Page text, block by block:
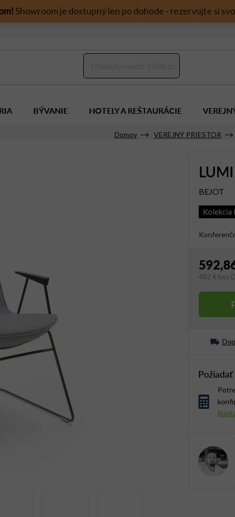
Showroom je dostupný len po dohode - rezervujte si
BÝVANIE HOTELY A REŠTAURÁCIE
Domov VEREJNÝ PRIESTOR
BEJOT
Kolekcia
482 €bez